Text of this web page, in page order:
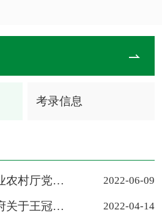
考录信息
仁等同志任免的通知 2022-06-09
志任免职的通知 2022-04-14